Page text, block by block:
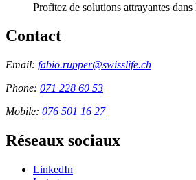
Profitez de solutions attrayantes
Contact
Email: fabio.rupper@swisslife.ch
Phone: 071 228 60 53
Mobile: 076 501 16 27
Réseaux sociaux
LinkedIn